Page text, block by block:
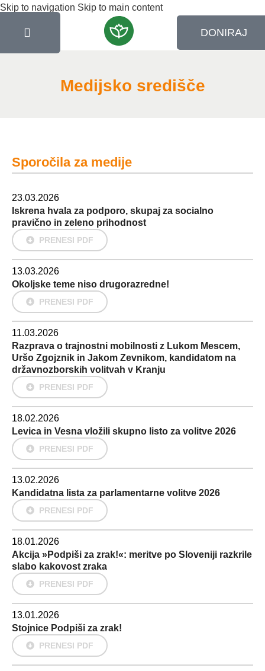
Skip to navigation Skip to main content
DONIRAJ
Medijsko središče
Sporočila za medije
23.03.2026
Iskrena hvala za podporo, skupaj za socialno
pravično in zeleno prihodnost
PRENESI PDF
13.03.2026
Okoljske teme niso drugorazredne!
PRENESI PDF
11.03.2026
Razprava o trajnostni mobilnosti z Lukom Mescem,
Uršo Zgojznik in Jakom Zevnikom, kandidatom na
državnozborskih volitvah v Kranju
PRENESI PDF
18.02.2026
Levica in Vesna vložili skupno listo za volitve 2026
PRENESI PDF
13.02.2026
Kandidatna lista za parlamentarne volitve 2026
PRENESI PDF
18.01.2026
Akcija »Podpiši za zrak!«: meritve po Sloveniji razkrile
slabo kakovost zraka
PRENESI PDF
13.01.2026
Stojnice Podpiši za zrak!
PRENESI PDF